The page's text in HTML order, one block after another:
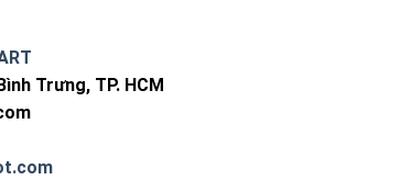
Trưng, TP. HCM